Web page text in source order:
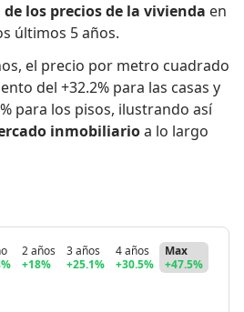
los precios de la vivienda en
últimos 5 años.
, el precio por metro cuadrado
del +32.2% para las casas y
para los pisos, ilustrando así
inmobiliarioa lo largo
2 años
+18%
3 años
+25.1%
4 años
+30.5%
Max
+47.5%